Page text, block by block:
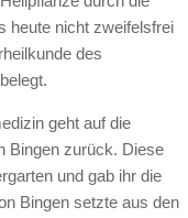
heute nicht zweifelsfrei
des
geht auf die
Bingen zurück. Diese
und gab ihr die
Bingen setzte aus den